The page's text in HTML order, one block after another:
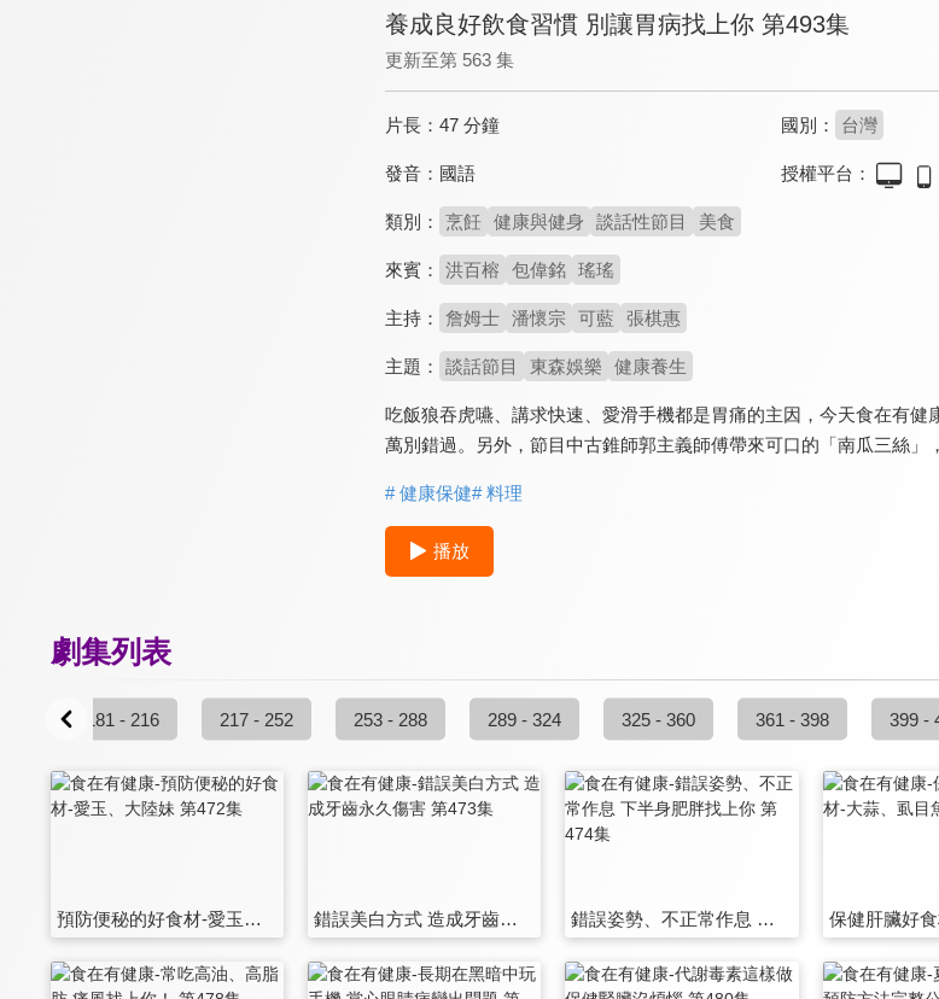
養成良好飲食習慣 別讓胃病找上你 第493集
更新至第 563 集
片長： 47 分鐘 國別： 台灣
發音： 國語 授權平台：
類別： 烹飪 健康與健身 談話性節目 美食
來賓： 洪百榕 包偉銘 瑤瑤
主持： 詹姆士 潘懷宗 可藍 張棋惠
主題： 談話節目 東森娛樂 健康養生
吃飯狼吞虎嚥、講求快速、愛滑手機都是胃痛的主因，今天食在有
萬別錯過。另外，節目中古錐師郭主義師傅帶來可口的「南瓜三絲」
# 健康保健# 料理
播放
劇集列表
181 - 216 217 - 252 253 - 288 289 - 324 325 - 360 361 - 398 399 -
預防便秘的好食材-愛玉、大陸妹 第472集 錯誤美白方式 造成牙齒永久傷害 第473集 錯誤姿勢、不正常作息 下半身肥胖找上你 第474集